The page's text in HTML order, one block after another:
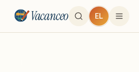
Vacanceo EL